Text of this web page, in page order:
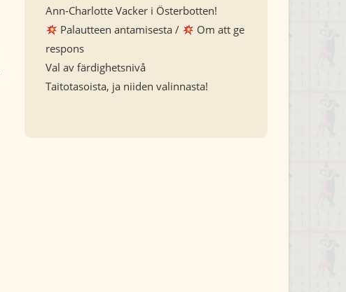
Ann-Charlotte Vacker i Österbotten!
Palautteen antamisesta /
Om att ge
respons
Val av färdighetsnivå
Taitotasoista, ja niiden valinnasta!